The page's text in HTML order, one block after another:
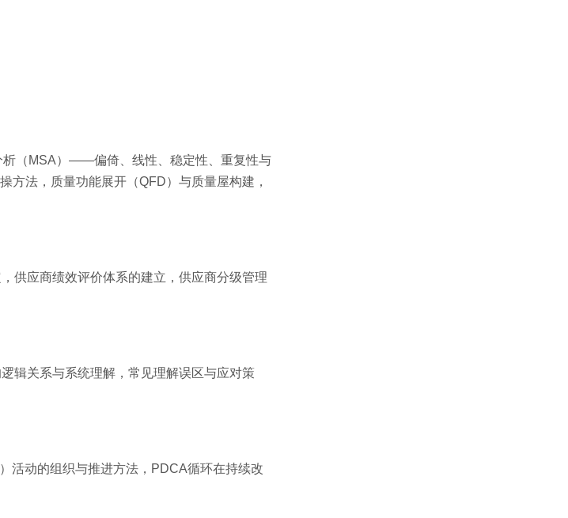
（MSA）——偏倚、线性、稳定性、重复性与
法，质量功能展开（QFD）与质量屋构建，
供应商绩效评价体系的建立，供应商分级管理
辑关系与系统理解，常见理解误区与应对策
活动的组织与推进方法，PDCA循环在持续改